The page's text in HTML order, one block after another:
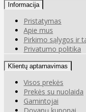
Informacija
Pristatymas
Apie mus
Pirkimo sąlygos ir
Privatumo politika
Klientų aptarnavimas
Visos prekės
Prekės su nuolaida
Gamintojai